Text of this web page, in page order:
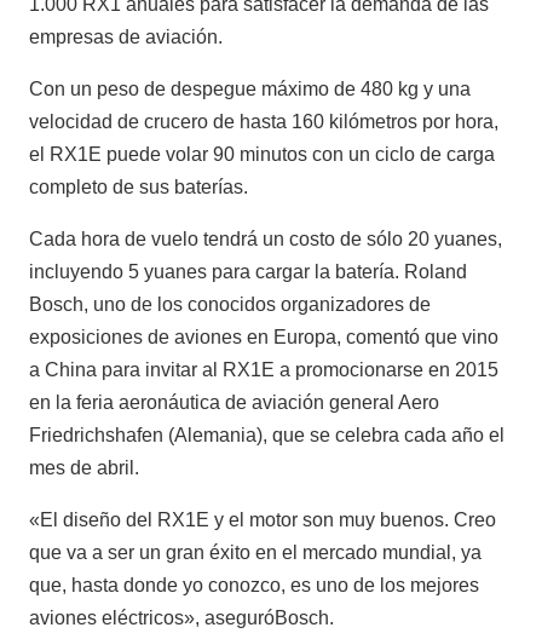
1.000 RX1 anuales para satisfacer la demanda de las
empresas de aviación.
Con un peso de despegue máximo de 480 kg y una
velocidad de crucero de hasta 160 kilómetros por hora,
el RX1E puede volar 90 minutos con un ciclo de carga
completo de sus baterías.
Cada hora de vuelo tendrá un costo de sólo 20 yuanes,
incluyendo 5 yuanes para cargar la batería. Roland
Bosch, uno de los conocidos organizadores de
exposiciones de aviones en Europa, comentó que vino
a China para invitar al RX1E a promocionarse en 2015
en la feria aeronáutica de aviación general Aero
Friedrichshafen (Alemania), que se celebra cada año el
mes de abril.
«El diseño del RX1E y el motor son muy buenos. Creo
que va a ser un gran éxito en el mercado mundial, ya
que, hasta donde yo conozco, es uno de los mejores
aviones eléctricos», aseguróBosch.